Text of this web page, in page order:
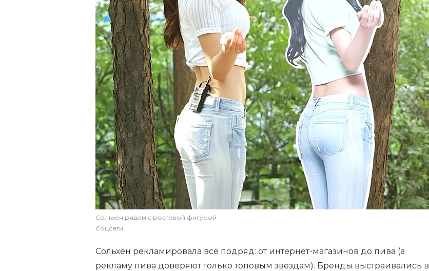
Сольхён рядом с ростовой фигурой
Соцсети
Сольхён рекламировала всё подряд: от интернет-магазинов до пива (а
рекламу пива доверяют только топовым звездам). Бренды выстраивались в